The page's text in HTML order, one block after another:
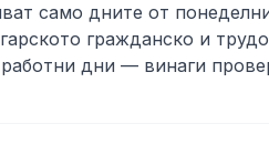
само дните от
гражданско и
дни — винаги